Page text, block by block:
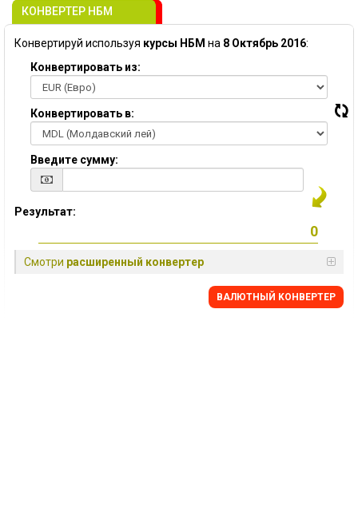
КОНВЕРТЕР НБМ
Конвертируй используя курсы НБМ на 8 Октябрь 2016:
Конвертировать из:
Конвертировать в:
Введите сумму:
Результат:
Смотри расширенный конвертер
BАЛЮТНЫЙ KОНВЕРТЕР